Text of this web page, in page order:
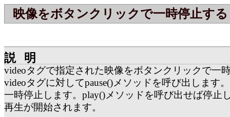
映像をボタンクリックで一時停止する
説明
videoタグで指定された映像をボタンクリックで一
videoタグに対してpause()メソッドを呼び出します
一時停止します。play()メソッドを呼び出せば停止
再生が開始されます。